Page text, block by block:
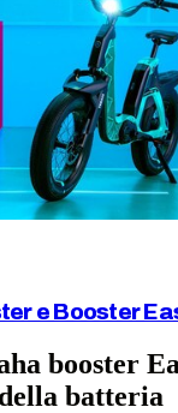
e Booster
booster
batteria